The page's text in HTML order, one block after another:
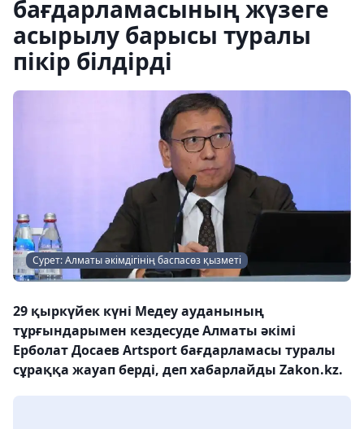
бағдарламасының жүзеге
асырылу барысы туралы
пікір білдірді
Сурет: Алматы әкімдігінің баспасөз қызметі
29 қыркүйек күні Медеу ауданының
тұрғындарымен кездесуде Алматы әкімі
Ерболат Досаев Artsport бағдарламасы туралы
сұраққа жауап берді, деп хабарлайды Zakon.kz.